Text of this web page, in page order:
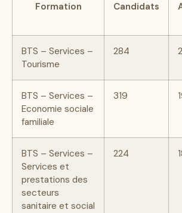
Formation Candidats
BTS – Services –
Tourisme
284
BTS – Services –
Economie sociale
familiale
319
BTS – Services –
Services et
prestations des
secteurs
sanitaire et social
224